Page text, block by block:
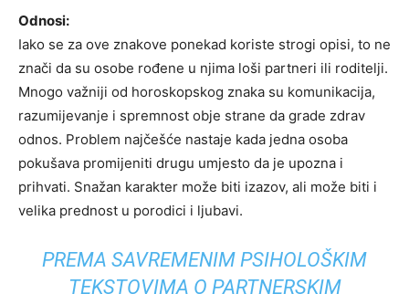
Odnosi:
Iako se za ove znakove ponekad koriste strogi opisi, to ne
znači da su osobe rođene u njima loši partneri ili roditelji.
Mnogo važniji od horoskopskog znaka su komunikacija,
razumijevanje i spremnost obje strane da grade zdrav
odnos. Problem najčešće nastaje kada jedna osoba
pokušava promijeniti drugu umjesto da je upozna i
prihvati. Snažan karakter može biti izazov, ali može biti i
velika prednost u porodici i ljubavi.
PREMA SAVREMENIM PSIHOLOŠKIM
TEKSTOVIMA O PARTNERSKIM